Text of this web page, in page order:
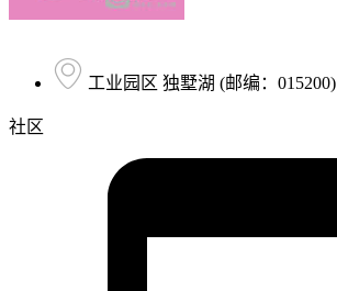
工业园区 独墅湖 (邮编：015200)
社区